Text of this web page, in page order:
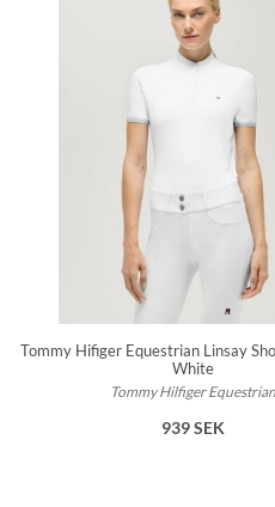
Tommy Hifiger Equestrian Linsay
White
Tommy Hilfiger Equestrian
939 SEK